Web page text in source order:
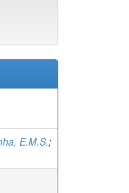
E.M.S.;